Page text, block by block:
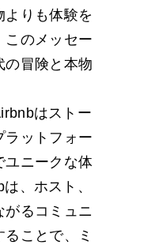
よりも体験を
このメッセー
の冒険と本物
はストー
ラットフォー
ユニークな体
、ホスト、
がるコミュニ
ことで、ミ